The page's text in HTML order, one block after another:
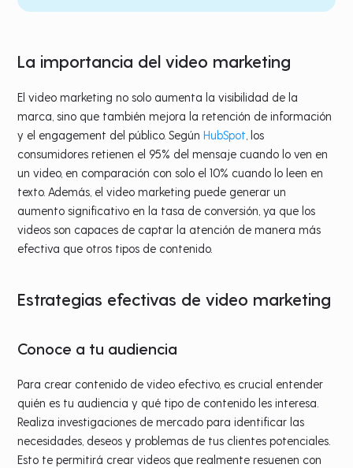
La importancia del video marketing
El video marketing no solo aumenta la visibilidad de la
marca, sino que también mejora la retención de información
y el engagement del público. SegúnHubSpot , los
consumidores retienen el 95% del mensaje cuando lo ven en
un video, en comparación con solo el 10% cuando lo leen en
texto​. Además, el video marketing puede generar un
aumento significativo en la tasa de conversión, ya que los
videos son capaces de captar la atención de manera más
efectiva que otros tipos de contenido​.
Estrategias efectivas de video marketing
Conoce a tu audiencia
Para crear contenido de video efectivo, es crucial entender
quién es tu audiencia y qué tipo de contenido les interesa.
Realiza investigaciones de mercado para identificar las
necesidades, deseos y problemas de tus clientes potenciales.
Esto te permitirá crear videos que realmente resuenen con